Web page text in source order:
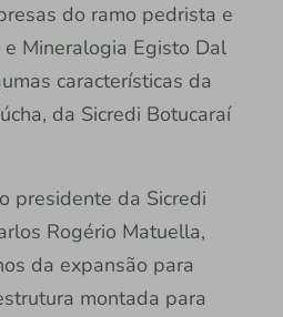
do ramo pedrista e
Mineralogia Egisto Dal
características da
da Sicredi Botucaraí
presidente da Sicredi
Rogério Matuella,
da expansão para
montada para